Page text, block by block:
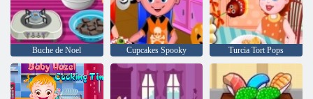
Buche de Noel Cupcakes Spooky Turcia Tort Pops